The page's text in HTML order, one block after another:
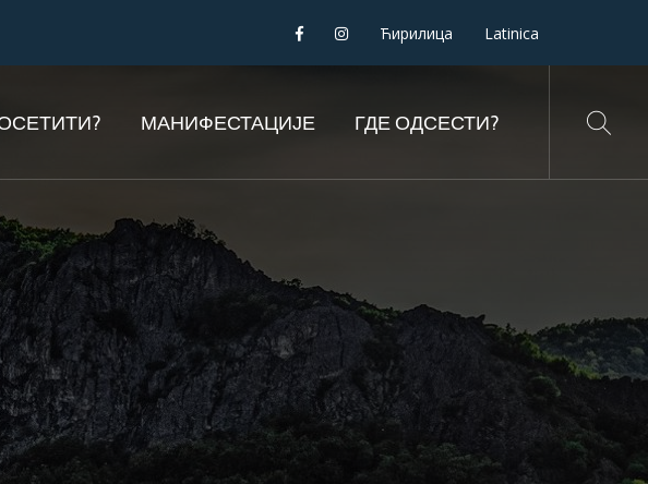
Ћирилица Latinica
МАНИФЕСТАЦИЈЕ ГДЕ ОДСЕСТИ?